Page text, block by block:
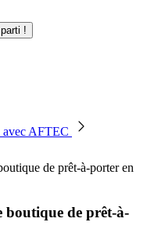
!
avec AFTEC
de prêt-à-porter en
boutique de prêt-à-